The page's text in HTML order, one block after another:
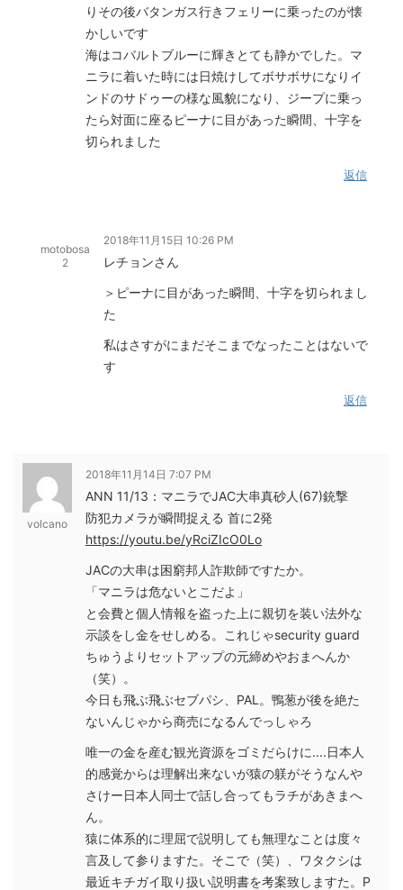
りその後バタンガス行きフェリーに乗ったのが懐
かしいです
海はコバルトブルーに輝きとても静かでした。マ
ニラに着いた時には日焼けしてボサボサになりイ
ンドのサドゥーの様な風貌になり、ジープに乗っ
たら対面に座るピーナに目があった瞬間、十字を
切られました
返信
motobosa
2
2018年11月15日 10:26 PM
レチョンさん
＞ピーナに目があった瞬間、十字を切られまし
た
私はさすがにまだそこまでなったことはないで
す
返信
volcano
2018年11月14日 7:07 PM
ANN 11/13：マニラでJAC大串真砂人(67)銃撃
防犯カメラが瞬間捉える 首に2発
https://youtu.be/yRciZIcO0Lo
JACの大串は困窮邦人詐欺師ですたか。
「マニラは危ないとこだよ」
と会費と個人情報を盗った上に親切を装い法外な
示談をし金をせしめる。これじゃsecurity guard
ちゅうよりセットアップの元締めやおまへんか
（笑）。
今日も飛ぶ飛ぶセブパシ、PAL。鴨葱が後を絶た
ないんじゃから商売になるんでっしゃろ
唯一の金を産む観光資源をゴミだらけに....日本人
的感覚からは理解出来ないが猿の躾がそうなんや
さけー日本人同士で話し合ってもラチがあきまへ
ん。
猿に体系的に理屈で説明しても無理なことは度々
言及して参りますた。そこで（笑）、ワタクシは
最近キチガイ取り扱い説明書を考案致しますた。P